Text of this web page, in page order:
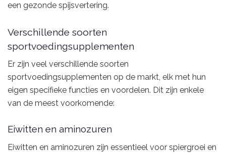
een gezonde spijsvertering.
Verschillende soorten
sportvoedingsupplementen
Er zijn veel verschillende soorten
sportvoedingsupplementen op de markt, elk met hun
eigen specifieke functies en voordelen. Dit zijn enkele
van de meest voorkomende:
Eiwitten en aminozuren
Eiwitten en aminozuren zijn essentieel voor spiergroei en